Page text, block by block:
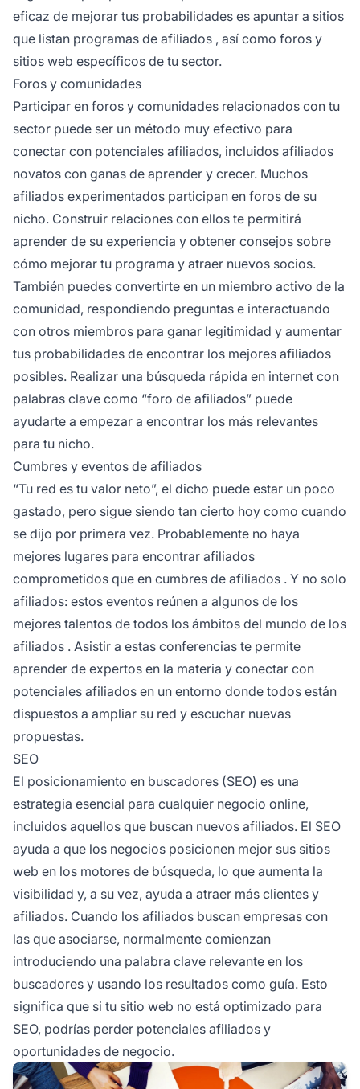
eficaz de mejorar tus probabilidades es apuntar a sitios
que listan programas de afiliados , así como foros y
sitios web específicos de tu sector.
Foros y comunidades
Participar en foros y comunidades relacionados con tu
sector puede ser un método muy efectivo para
conectar con potenciales afiliados, incluidos afiliados
novatos con ganas de aprender y crecer. Muchos
afiliados experimentados participan en foros de su
nicho. Construir relaciones con ellos te permitirá
aprender de su experiencia y obtener consejos sobre
cómo mejorar tu programa y atraer nuevos socios.
También puedes convertirte en un miembro activo de la
comunidad, respondiendo preguntas e interactuando
con otros miembros para ganar legitimidad y aumentar
tus probabilidades de encontrar los mejores afiliados
posibles. Realizar una búsqueda rápida en internet con
palabras clave como “foro de afiliados” puede
ayudarte a empezar a encontrar los más relevantes
para tu nicho.
Cumbres y eventos de afiliados
“Tu red es tu valor neto”, el dicho puede estar un poco
gastado, pero sigue siendo tan cierto hoy como cuando
se dijo por primera vez. Probablemente no haya
mejores lugares para encontrar afiliados
comprometidos que en cumbres de afiliados . Y no solo
afiliados: estos eventos reúnen a algunos de los
mejores talentos de todos los ámbitos del mundo de los
afiliados . Asistir a estas conferencias te permite
aprender de expertos en la materia y conectar con
potenciales afiliados en un entorno donde todos están
dispuestos a ampliar su red y escuchar nuevas
propuestas.
SEO
El posicionamiento en buscadores (SEO) es una
estrategia esencial para cualquier negocio online,
incluidos aquellos que buscan nuevos afiliados. El SEO
ayuda a que los negocios posicionen mejor sus sitios
web en los motores de búsqueda, lo que aumenta la
visibilidad y, a su vez, ayuda a atraer más clientes y
afiliados. Cuando los afiliados buscan empresas con
las que asociarse, normalmente comienzan
introduciendo una palabra clave relevante en los
buscadores y usando los resultados como guía. Esto
significa que si tu sitio web no está optimizado para
SEO, podrías perder potenciales afiliados y
oportunidades de negocio.